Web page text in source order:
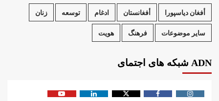
أفغان دیاسپورا أفغانستان ادغام توسعه زنان
سایر موضوعات فرهنگ هویت
ADN شبکه های اجتمای